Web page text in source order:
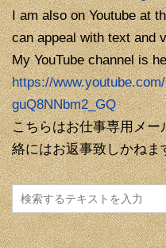
I am also on Youtube at
can appeal with text and
My YouTube channel is
https://
guQ8NNbm2_GQ
こちらはお仕事専用メ
絡にはお返事致しかね